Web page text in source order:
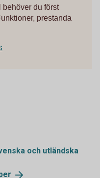
behöver du först
prestanda
och utländska